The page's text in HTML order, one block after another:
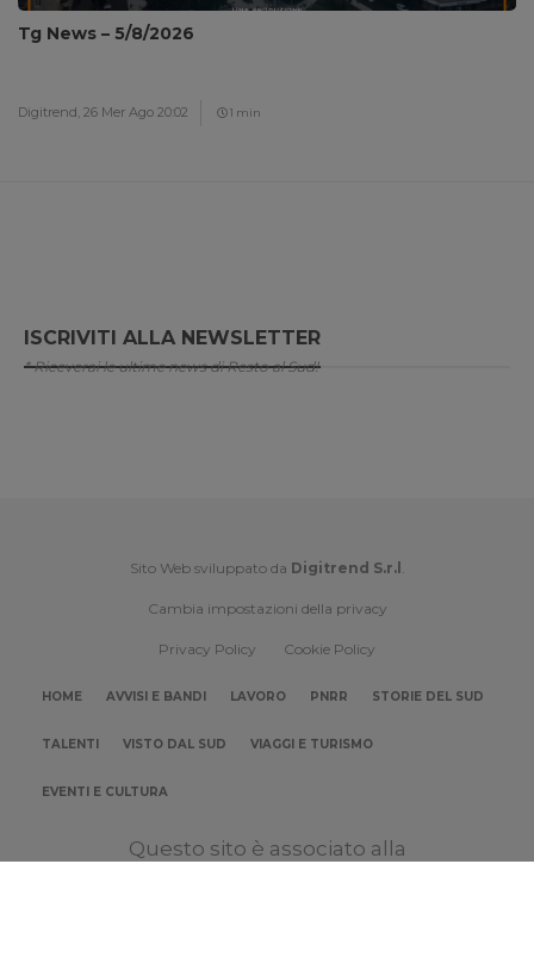
Tg News – 5/8/2026
Digitrend, 26 Mer Ago 20:02 1 min
ISCRIVITI ALLA NEWSLETTER
* Riceverai le ultime news di Resto al Sud!
Sito Web sviluppato da Digitrend S.r.l .
Cambia impostazioni della privacy
Privacy Policy Cookie Policy
HOME AVVISI E BANDI LAVORO PNRR STORIE DEL SUD
TALENTI VISTO DAL SUD VIAGGI E TURISMO
EVENTI E CULTURA
Questo sito è associato alla